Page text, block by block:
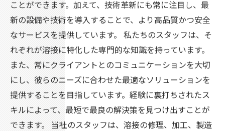
ことができます。加えて、技術革新にも常に注目し、最
新の設備や技術を導入することで、より高品質かつ安全
なサービスを提供しています。 私たちのスタッフは、そ
れぞれが溶接に特化した専門的な知識を持っています。
また、常にクライアントとのコミュニケーションを大切
にし、彼らのニーズに合わせた最適なソリューションを
提供することを目指しています。経験に裏打ちされたス
キルによって、最短で最良の解決策を見つけ出すことが
できます。 当社のスタッフは、溶接の修理、加工、製造